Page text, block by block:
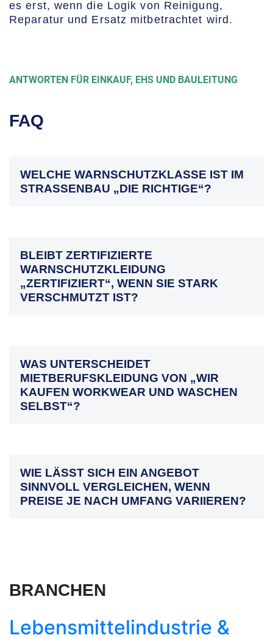
es erst, wenn die Logik von Reinigung,
Reparatur und Ersatz mitbetrachtet wird.
ANTWORTEN FÜR EINKAUF, EHS UND BAULEITUNG
FAQ
WELCHE WARNSCHUTZKLASSE IST IM
STRASSENBAU „DIE RICHTIGE“?
BLEIBT ZERTIFIZIERTE
WARNSCHUTZKLEIDUNG
„ZERTIFIZIERT“, WENN SIE STARK
VERSCHMUTZT IST?
WAS UNTERSCHEIDET
MIETBERUFSKLEIDUNG VON „WIR
KAUFEN WORKWEAR UND WASCHEN
SELBST“?
WIE LÄSST SICH EIN ANGEBOT
SINNVOLL VERGLEICHEN, WENN
PREISE JE NACH UMFANG VARIIEREN?
BRANCHEN
Lebensmittel­industrie &